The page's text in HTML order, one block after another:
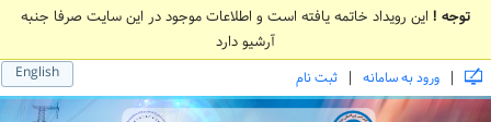
توجه ! این رویداد خاتمه یافته است و اطلاعات موجود در این سایت صرفا جنبه
آرشیو دارد
English | ورود به سامانه | ثبت نام